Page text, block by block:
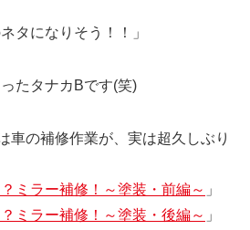
タになりそう！！」
たタナカBです(笑)
車の補修作業が、実は超久しぶり
ミラー補修！～塗装・前編～ 」
ミラー補修！～塗装・後編～ 」